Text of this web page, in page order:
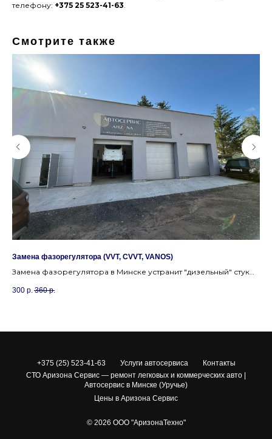
телефону: +375 25 523-41-63.
Смотрите также
Замена фазорегулятора (VVT, CVVT, VANOS)
Замена фазорегулятора в Минске устранит "дизельный" стук
300 р. 360 р.
+375 (25) 523-41-63 Услуги автосервиса
Контакты
СТО Аризона Сервис — ремонт легковых и коммерческих авто |
Автосервис в Минске (Уручье)
Цены в Аризона Сервис
© 2026 ООО "АризонаТехно"